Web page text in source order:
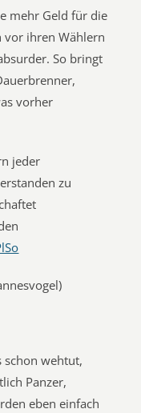
mehr Geld für die
vor ihren Wählern
So bringt
vorher
jeder
zu
schon wehtut,
Panzer,
eben einfach